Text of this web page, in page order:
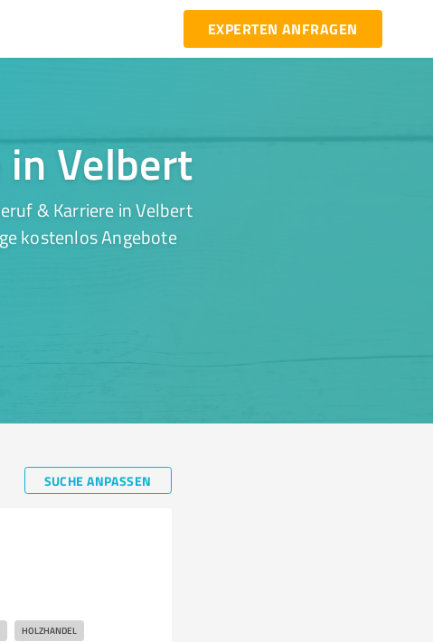
EXPERTEN ANFRAGEN
Velbert
& Karriere in Velbert
kostenlos Angebote
SUCHE ANPASSEN
HOLZHANDEL